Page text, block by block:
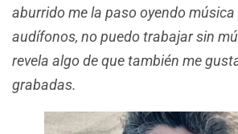
aburrido me la paso oyendo
audífonos, no puedo trabajar sin
revela algo de que también me
grabadas.